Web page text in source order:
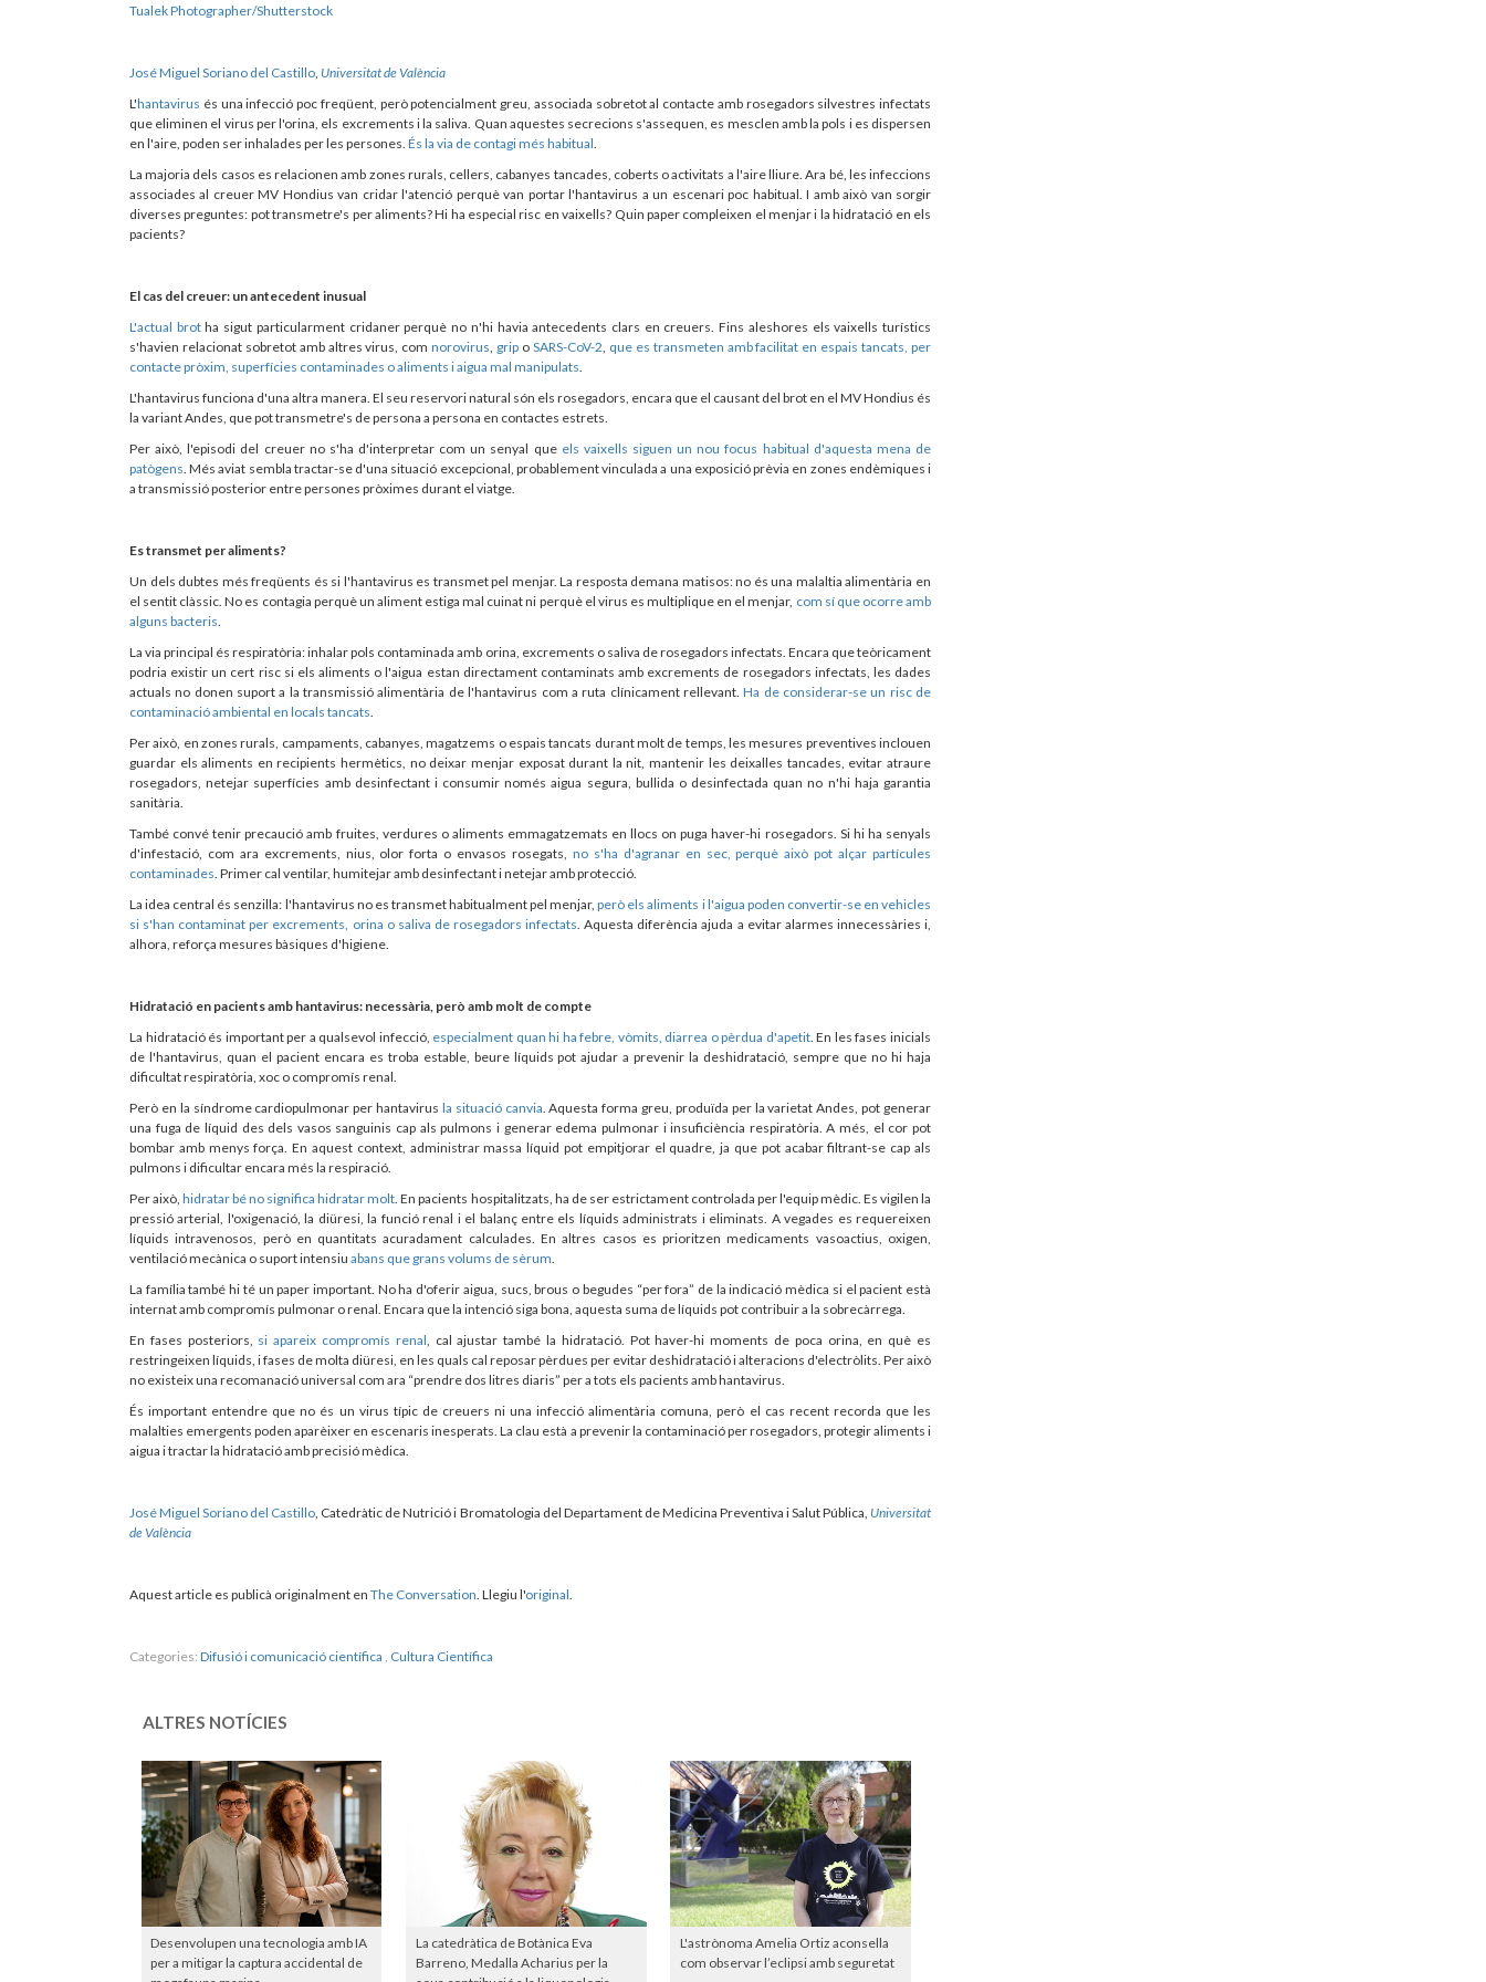
Tualek Photographer/Shutterstock
José Miguel Soriano del Castillo Universitat de València
L'hantavirus és una infecció poc freqüent, però potencialment greu, associada sobretot al contacte amb rosegadors silvestres infectats
que eliminen el virus per l'orina, els excrements i la saliva. Quan aquestes secrecions s'assequen, es mesclen amb la pols i es dispersen
en l'aire, poden ser inhalades per les persones. És la via de contagi més habitual
La majoria dels casos es relacionen amb zones rurals, cellers, cabanyes tancades, coberts o activitats a l'aire lliure. Ara bé, les infeccions
associades al creuer MV Hondius van cridar l'atenció perquè van portar l'hantavirus a un escenari poc habitual. I amb això van sorgir
diverses preguntes: pot transmetre's per aliments? Hi ha especial risc en vaixells? Quin paper compleixen el menjar i la hidratació en els
pacients?
El cas del creuer: un antecedent inusual
L'actual brotha sigut particularment cridaner perquè no n'hi havia antecedents clars en creuers. Fins aleshores els vaixells turístics
s'havien relacionat sobretot amb altres virus, comnorovirus grip o SARS-CoV-2 que es transmeten amb facilitat en espais tancats, per
contacte pròxim, superfícies contaminades o aliments i aigua mal manipulats
L'hantavirus funciona d'una altra manera. El seu reservori natural són els rosegadors, encara que el causant del brot en el MV Hondius és
la variant Andes, que pot transmetre's de persona a persona en contactes estrets.
Per això, l'episodi del creuer no s'ha d'interpretar com un senyal que els vaixells siguen un nou focus habitual d'aquesta mena de
patògens . Més aviat sembla tractar-se d'una situació excepcional, probablement vinculada a una exposició prèvia en zones endèmiques i
a transmissió posterior entre persones pròximes durant el viatge.
Es transmet per aliments?
Un dels dubtes més freqüents és si l'hantavirus es transmet pel menjar. La resposta demana matisos: no és una malaltia alimentària en
el sentit clàssic. No es contagia perquè un aliment estiga mal cuinat ni perquè el virus es multiplique en el menjar, com sí que ocorre amb
alguns bacteris
La via principal és respiratòria: inhalar pols contaminada amb orina, excrements o saliva de rosegadors infectats. Encara que teòricament
podria existir un cert risc si els aliments o l'aigua estan directament contaminats amb excrements de rosegadors infectats, les dades
actuals no donen suport a la transmissió alimentària de l'hantavirus com a ruta clínicament rellevant.Ha de considerar-se un risc de
contaminació ambiental en locals tancats
Per això, en zones rurals, campaments, cabanyes, magatzems o espais tancats durant molt de temps, les mesures preventives inclouen
guardar els aliments en recipients hermètics, no deixar menjar exposat durant la nit, mantenir les deixalles tancades, evitar atraure
rosegadors, netejar superfícies amb desinfectant i consumir només aigua segura, bullida o desinfectada quan no n'hi haja garantia
sanitària.
També convé tenir precaució amb fruites, verdures o aliments emmagatzemats en llocs on puga haver-hi rosegadors. Si hi ha senyals
d'infestació, com ara excrements, nius, olor forta o envasos rosegats, no s'ha d'agranar en sec, perquè això pot alçar partícules
contaminades . Primer cal ventilar, humitejar amb desinfectant i netejar amb protecció.
La idea central és senzilla: l'hantavirus no es transmet habitualment pel menjar,però els aliments i l'aigua poden convertir-se en vehicles
si s'han contaminat per excrements, orina o saliva de rosegadors infectats . Aquesta diferència ajuda a evitar alarmes innecessàries i,
alhora, reforça mesures bàsiques d'higiene.
Hidratació en pacients amb hantavirus: necessària, però amb molt de compte
La hidratació és important per a qualsevol infecció, especialment quan hi ha febre, vòmits, diarrea o pèrdua d'apetit. En les fases inicials
de l'hantavirus, quan el pacient encara es troba estable, beure líquids pot ajudar a prevenir la deshidratació, sempre que no hi haja
dificultat respiratòria, xoc o compromís renal.
Però en la síndrome cardiopulmonar per hantavirus la situació canvia . Aquesta forma greu, produïda per la varietat Andes, pot generar
una fuga de líquid des dels vasos sanguinis cap als pulmons i generar edema pulmonar i insuficiència respiratòria. A més, el cor pot
bombar amb menys força. En aquest context, administrar massa líquid pot empitjorar el quadre, ja que pot acabar filtrant-se cap als
pulmons i dificultar encara més la respiració.
Per això,hidratar bé no significa hidratar molt . En pacients hospitalitzats, ha de ser estrictament controlada per l'equip mèdic. Es vigilen la
pressió arterial, l'oxigenació, la diüresi, la funció renal i el balanç entre els líquids administrats i eliminats. A vegades es requereixen
líquids intravenosos, però en quantitats acuradament calculades. En altres casos es prioritzen medicaments vasoactius, oxigen,
ventilació mecànica o suport intensiu abans que grans volums de sèrum
La família també hi té un paper important. No ha d'oferir aigua, sucs, brous o begudes “per fora” de la indicació mèdica si el pacient està
internat amb compromís pulmonar o renal. Encara que la intenció siga bona, aquesta suma de líquids pot contribuir a la sobrecàrrega.
En fases posteriors, si apareix compromís renal , cal ajustar també la hidratació. Pot haver-hi moments de poca orina, en què es
restringeixen líquids, i fases de molta diüresi, en les quals cal reposar pèrdues per evitar deshidratació i alteracions d'electròlits. Per això
no existeix una recomanació universal com ara “prendre dos litres diaris” per a tots els pacients amb hantavirus.
És important entendre que no és un virus típic de creuers ni una infecció alimentària comuna, però el cas recent recorda que les
malalties emergents poden aparèixer en escenaris inesperats. La clau està a prevenir la contaminació per rosegadors, protegir aliments i
aigua i tractar la hidratació amb precisió mèdica.
José Miguel Soriano del Castillo , Catedràtic de Nutrició i Bromatologia del Departament de Medicina Preventiva i Salut Pública, Universitat
de València
Aquest article es publicà originalment en The Conversation . Llegiu l'original
Categories: Difusió i comunicació científica Cultura Científica
ALTRES NOTÍCIES
Desenvolupen una tecnologia amb IA
per a mitigar la captura accidental de
La catedràtica de Botànica Eva
Barreno, Medalla Acharius per la
L'astrònoma Amelia Ortiz aconsella
com observar l’eclipsi amb seguretat